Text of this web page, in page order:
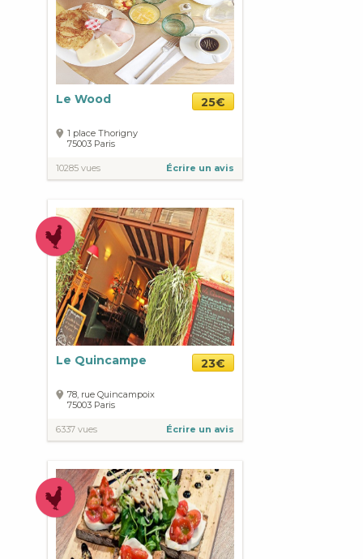
Le Wood 25€
1 place Thorigny
75003 Paris
10285 vues Écrire un avis
Le Quincampe 23€
78, rue Quincampoix
75003 Paris
6337 vues Écrire un avis